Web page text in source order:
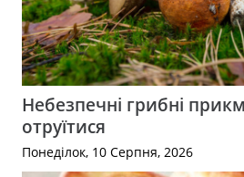
Небезпечні грибні
отруїтися
Понеділок, 10 Серпня, 2026